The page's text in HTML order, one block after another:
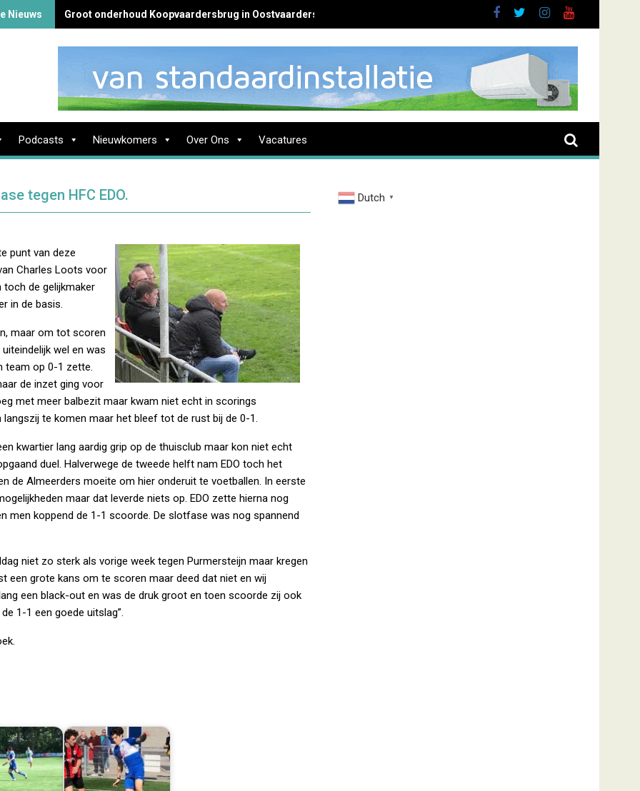
Nieuws Groot onderhoud Koopvaardersbrug in Oostvaardersbuurt
Podcasts Nieuwkomers Over Ons Vacatures
tegen HFC EDO.
punt van deze
Charles Loots voor
de gelijkmaker
in de basis.
maar om tot scoren
wel en was
team op 0-1 zette.
de inzet ging voor
met meer balbezit maar kwam niet echt in scorings
te komen maar het bleef tot de rust bij de 0-1.
kwartier lang aardig grip op de thuisclub maar kon niet echt
duel. Halverwege de tweede helft nam EDO toch het
de Almeerders moeite om hier onderuit te voetballen. In eerste
maar dat leverde niets op. EDO zette hierna nog
men koppend de 1-1 scoorde. De slotfase was nog spannend
niet zo sterk als vorige week tegen Purmersteijn maar kregen
een grote kans om te scoren maar deed dat niet en wij
een black-out en was de druk groot en toen scoorde zij ook
1-1 een goede uitslag”.
Dutch ▼